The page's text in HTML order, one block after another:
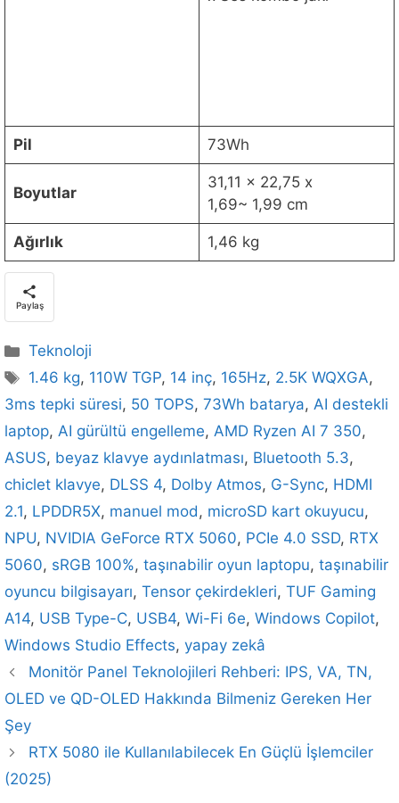
Pil 73Wh
Boyutlar
31,11 x 22,75 x
1,69~ 1,99 cm
Ağırlık 1,46 kg
Paylaş
Kategoriler
Teknoloji
Etiketler
1.46 kg, 110W TGP, 14 inç, 165Hz, 2.5K WQXGA,
3ms tepki süresi, 50 TOPS, 73Wh batarya, AI destekli
laptop, AI gürültü engelleme, AMD Ryzen AI 7 350,
ASUS, beyaz klavye aydınlatması, Bluetooth 5.3,
chiclet klavye, DLSS 4, Dolby Atmos, G-Sync, HDMI
2.1, LPDDR5X, manuel mod, microSD kart okuyucu,
NPU, NVIDIA GeForce RTX 5060, PCIe 4.0 SSD, RTX
5060, sRGB 100%, taşınabilir oyun laptopu, taşınabilir
oyuncu bilgisayarı, Tensor çekirdekleri, TUF Gaming
A14, USB Type-C, USB4, Wi-Fi 6e, Windows Copilot,
Windows Studio Effects, yapay zekâ
Monitör Panel Teknolojileri Rehberi: IPS, VA, TN,
OLED ve QD-OLED Hakkında Bilmeniz Gereken Her
Şey
RTX 5080 ile Kullanılabilecek En Güçlü İşlemciler
(2025)